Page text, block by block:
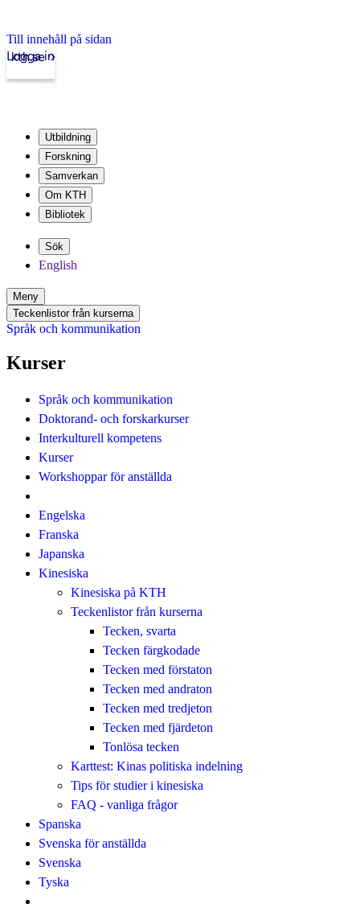
Till innehåll på sidan
kth.se
Logga in
Utbildning
Forskning
Samverkan
Om KTH
Bibliotek
Sök
English
Meny
Teckenlistor från kurserna
Språk och kommunikation
Kurser
Språk och kommunikation
Doktorand- och forskarkurser
Interkulturell kompetens
Kurser
Workshoppar för anställda
Engelska
Franska
Japanska
Kinesiska
Kinesiska på KTH
Teckenlistor från kurserna
Tecken, svarta
Tecken färgkodade
Tecken med förstaton
Tecken med andraton
Tecken med tredjeton
Tecken med fjärdeton
Tonlösa tecken
Karttest: Kinas politiska indelning
Tips för studier i kinesiska
FAQ - vanliga frågor
Spanska
Svenska för anställda
Svenska
Tyska